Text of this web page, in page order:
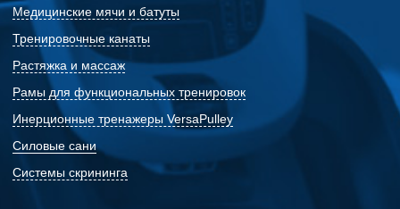
Медицинские мячи и батуты
Тренировочные канаты
Растяжка и массаж
Рамы для функциональных тренировок
Инерционные тренажеры VersaPulley
Силовые сани
Системы скрининга